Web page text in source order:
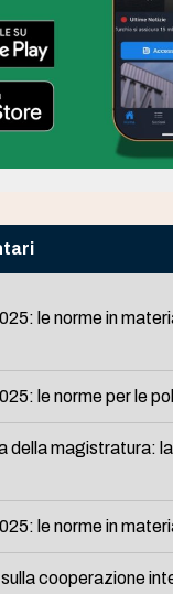
le norme in
le norme per le
della magistratura:
le norme in
cooperazione